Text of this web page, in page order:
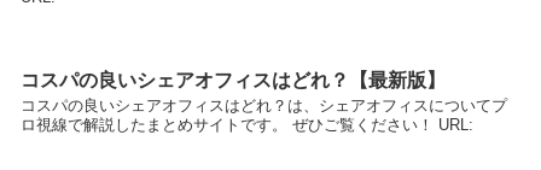
コスパの良いシェアオフィスはどれ？【最新版】
コスパの良いシェアオフィスはどれ？は、シェアオフィスについてプ
ロ視線で解説したまとめサイトです。 ぜひご覧ください！ URL: